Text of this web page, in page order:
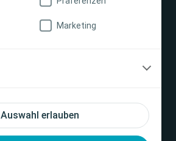
Auswahl erlauben
Marketing